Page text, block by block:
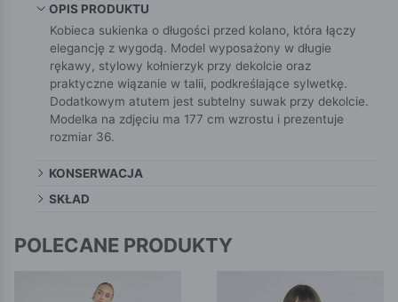
OPIS PRODUKTU
Kobieca sukienka o długości przed kolano, która łączy
elegancję z wygodą. Model wyposażony w długie
rękawy, stylowy kołnierzyk przy dekolcie oraz
praktyczne wiązanie w talii, podkreślające sylwetkę.
Dodatkowym atutem jest subtelny suwak przy dekolcie.
Modelka na zdjęciu ma 177 cm wzrostu i prezentuje
rozmiar 36.
KONSERWACJA
SKŁAD
POLECANE PRODUKTY